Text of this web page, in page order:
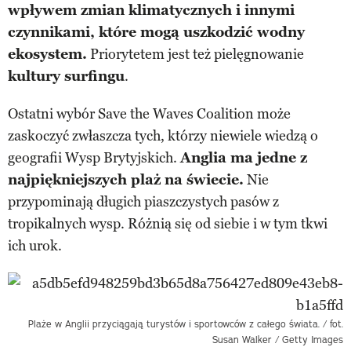
wpływem zmian klimatycznych i innymi
czynnikami, które mogą uszkodzić wodny
ekosystem. Priorytetem jest też pielęgnowanie
kultury surfingu.
Ostatni wybór Save the Waves Coalition może
zaskoczyć zwłaszcza tych, którzy niewiele wiedzą o
geografii Wysp Brytyjskich.Anglia ma jedne z
najpiękniejszych plaż na świecie. Nie
przypominają długich piaszczystych pasów z
tropikalnych wysp. Różnią się od siebie i w tym tkwi
ich urok.
Plaże w Anglii przyciągają turystów i sportowców z całego świata. / fot.
Susan Walker / Getty Images